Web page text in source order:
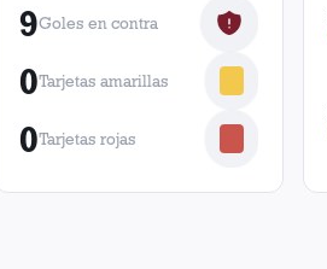
9Goles en contra
0Tarjetas amarillas
0Tarjetas rojas